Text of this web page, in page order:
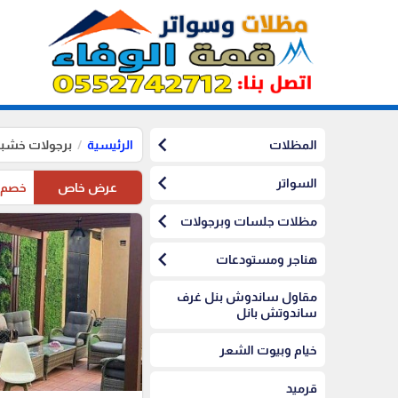
المظلات chevron_left
السواتر chevron_left
مظلات جلسات وبرجولات chevron_left
هناجر ومستودعات chevron_left
مقاول ساندوش بنل غرف
ساندوتش بانل
خيام وبيوت الشعر
قرميد
الرئيسية برجولات
عرض خاص خصم10%على مظلات الرياض على مظلات السيارات